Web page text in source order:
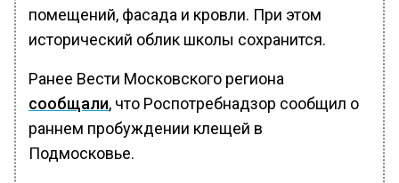
помещений, фасада и кровли. При этом
исторический облик школы сохранится.
Ранее Вести Московского региона
сообщали, что Роспотребнадзор сообщил о
раннем пробуждении клещей в
Подмосковье.